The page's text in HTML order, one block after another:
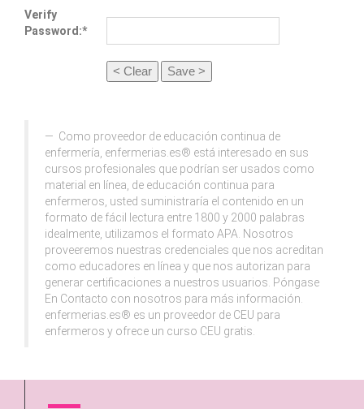
Verify
Password:*
Como proveedor de educación continua de
enfermería, enfermerias.es® está interesado en sus
cursos profesionales que podrían ser usados como
material en línea, de educación continua para
enfermeros, usted suministraría el contenido en un
formato de fácil lectura entre 1800 y 2000 palabras
idealmente, utilizamos el formato APA. Nosotros
proveeremos nuestras credenciales que nos acreditan
como educadores en línea y que nos autorizan para
generar certificaciones a nuestros usuarios. Póngase
En Contacto con nosotros para más información.
enfermerias.es® es un proveedor de CEU para
enfermeros y ofrece un curso CEU gratis.